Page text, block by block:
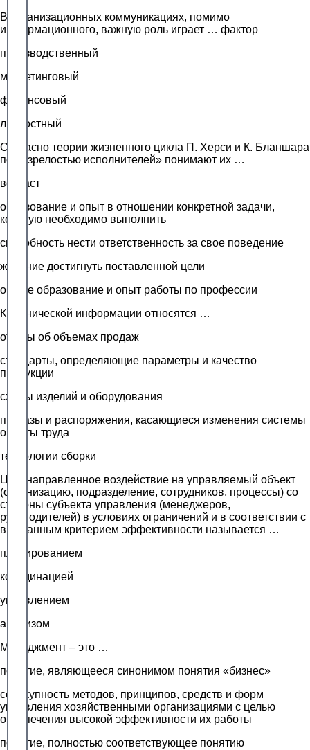
В организационных коммуникациях, помимо
информационного, важную роль играет … фактор
производственный
маркетинговый
финансовый
личностный
Согласно теории жизненного цикла П. Херси и К. Бланшара
под «зрелостью исполнителей» понимают их …
возраст
образование и опыт в отношении конкретной задачи,
которую необходимо выполнить
способность нести ответственность за свое поведение
желание достигнуть поставленной цели
общее образование и опыт работы по профессии
К технической информации относятся …
отчеты об объемах продаж
стандарты, определяющие параметры и качество
продукции
схемы изделий и оборудования
приказы и распоряжения, касающиеся изменения системы
оплаты труда
технологии сборки
Целенаправленное воздействие на управляемый объект
(организацию, подразделение, сотрудников, процессы) со
стороны субъекта управления (менеджеров,
руководителей) в условиях ограничений и в соответствии с
выбранным критерием эффективности называется …
планированием
координацией
управлением
анализом
Менеджмент – это …
понятие, являющееся синонимом понятия «бизнес»
совокупность методов, принципов, средств и форм
управления хозяйственными организациями с целью
обеспечения высокой эффективности их работы
понятие, полностью соответствующее понятию